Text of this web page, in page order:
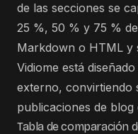
de las secciones se
25 %, 50 % y 75 %
Markdown o HTML y
Vidiome está
externo, convirtiendo
publicaciones de blog
Tabla de comparación